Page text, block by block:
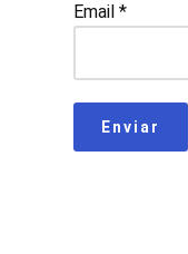
Email *